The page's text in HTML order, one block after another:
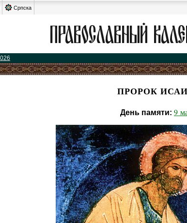
Српска
ПРОРОК
День памяти: 9